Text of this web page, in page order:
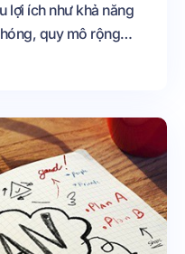
lợi ích như khả năng
quy mô rộng